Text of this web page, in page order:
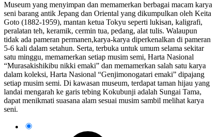
Museum yang menyimpan dan memamerkan berbagai macam karya
seni barang antik Jepang dan Oriental yang dikumpulkan oleh Keita
Goto (1882-1959), mantan ketua Tokyu seperti lukisan, kaligrafi,
peralatan teh, keramik, cermin tua, pedang, alat tulis. Walaupun
tidak ada pameran permanen,karya-karya diperkenalkan di pameran
5-6 kali dalam setahun. Serta, terbuka untuk umum selama sekitar
satu minggu, memamerkan setiap musim semi, Harta Nasional
“Murasakishikibu nikki emaki” dan memamerkan salah satu karya
dalam koleksi, Harta Nasional “Genjimonogatari emaki” dipajang
setiap musim semi. Di kawasan museum, terdapat taman hijau yang
landai mengarah ke garis tebing Kokubunji adalah Sungai Tama,
dapat menikmati suasana alam sesuai musim sambil melihat karya
seni.